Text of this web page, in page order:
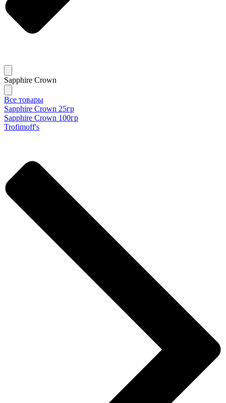
Sapphire Crown
Все товары
Sapphire Crown 25гр
Sapphire Crown 100гр
Trofimoff's